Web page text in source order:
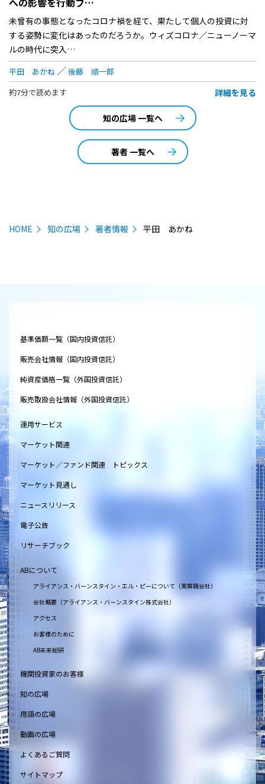
未曾有の事態となったコロナ禍を経て、果たして個人の投資に対
する姿勢に変化はあったのだろうか。ウィズコロナ／ニューノーマ
ルの時代に突入…
平田 あかね
後藤 順一郎
約7分で読めます
詳細を見る
知の広場 一覧へ
著者 一覧へ
HOME 知の広場 著者情報 平田 あかね
基準価額一覧（国内投資信託）
販売会社情報（国内投資信託）
純資産価格一覧（外国投資信託）
販売取扱会社情報（外国投資信託）
運用サービス
マーケット関連
マーケット／ファンド関連 トピックス
マーケット見通し
ニュースリリース
電子公告
リサーチブック
ABについて
アライアンス・バーンスタイン・エル・ピーについて（実質親会社）
会社概要（アライアンス・バーンスタイン株式会社）
アクセス
お客様のために
AB未来総研
機関投資家のお客様
知の広場
用語の広場
動画の広場
よくあるご質問
サイトマップ